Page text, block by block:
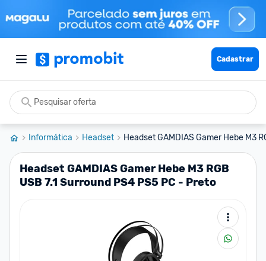
Cadastrar
Informática Headset Headset GAMDIAS Gamer Hebe M3
Headset GAMDIAS Gamer Hebe M3 RGB
USB 7.1 Surround PS4 PS5 PC - Preto